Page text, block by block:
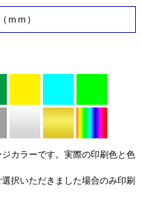
ｍｍ）
カラーです。実際の印刷色と色
択いただきました場合のみ印刷